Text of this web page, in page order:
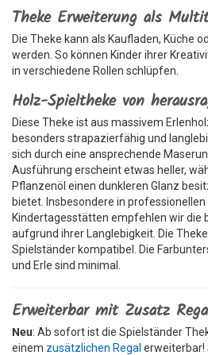
Theke Erweiterung als
Die Theke kann als Kaufladen, Küche
werden. So können Kinder ihrer
in verschiedene Rollen schlüpfen.
Holz-Spieltheke von
Diese Theke ist aus massivem
besonders strapazierfähig und
sich durch eine ansprechende
Ausführung erscheint etwas heller,
Pflanzenöl einen dunkleren Glanz
bietet. Insbesondere in
Kindertagesstätten empfehlen wir die
aufgrund ihrer Langlebigkeit. Die
Spielständer kompatibel. Die
und Erle sind minimal.
Erweiterbar mit Zusatz
Neu: Ab sofort ist die Spielständer
einem zusätzlichen Regal erweiterbar!